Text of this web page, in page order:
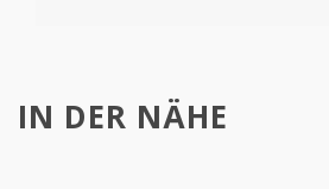
IN DER NÄHE